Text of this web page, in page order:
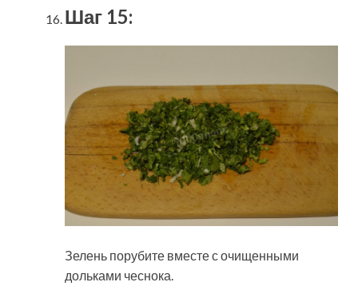
Шаг 15:
Зелень порубите вместе с очищенными
дольками чеснока.